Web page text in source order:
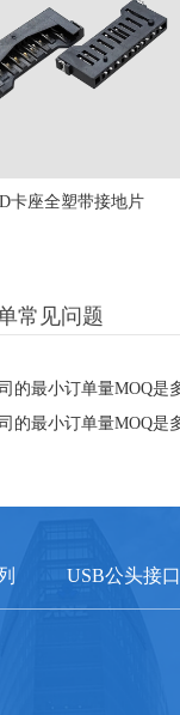
卡座全塑带接地片
常见问题
的最小订单量MOQ是
的最小订单量MOQ是
USB公头接口